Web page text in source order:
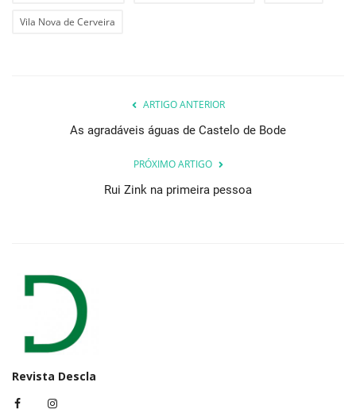
Vila Nova de Cerveira
ARTIGO ANTERIOR
As agradáveis águas de Castelo de Bode
PRÓXIMO ARTIGO
Rui Zink na primeira pessoa
Revista Descla